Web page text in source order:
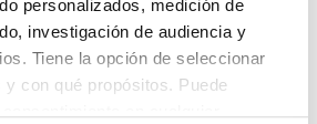
personalizados, medición de
investigación de audiencia y
Tiene la opción de seleccionar
con qué propósitos. Puede
hasta aquí.
el coche que estás
de estos enlaces: